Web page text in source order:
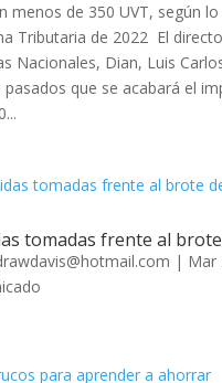
menos de 350 UVT, según
Tributaria de 2022 El
Nacionales, Dian, Luis
pasados que se acabará el
tomadas frente al brote
| Mar